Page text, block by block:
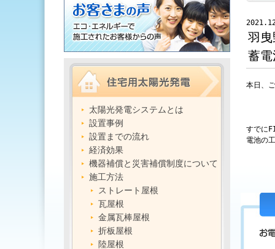
太陽光発電システムとは
設置事例
設置までの流れ
経済効果
機器補償と災害補償制度について
施工方法
ストレート屋根
瓦屋根
金属瓦棒屋根
折板屋根
陸屋根
羽
蓄
本日、
すでに
電池の